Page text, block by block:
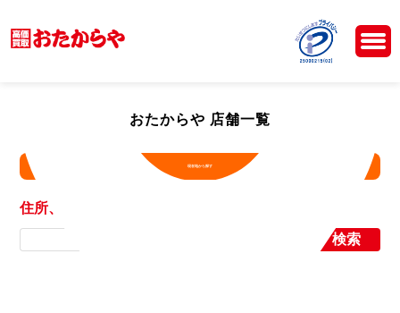
おたからや 店舗一覧
現在地から探す
住所、店舗名から探す
検索